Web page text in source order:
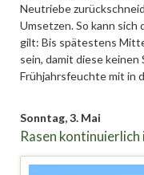
Neutriebe
Umsetzen. So kann
gilt: Bis spätestens
sein, damit diese keinen
Frühjahrsfeuchte mit in
Sonntag,3. Mai
Rasen kontinuierlich